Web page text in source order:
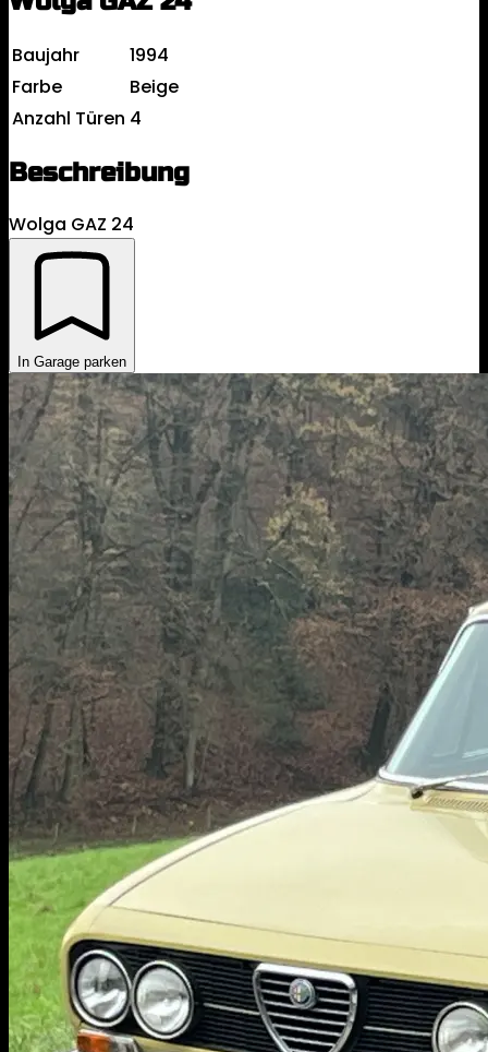
Baujahr
1994
Farbe
Beige
Anzahl Türen 4
Beschreibung
Wolga GAZ 24
In Garage parken